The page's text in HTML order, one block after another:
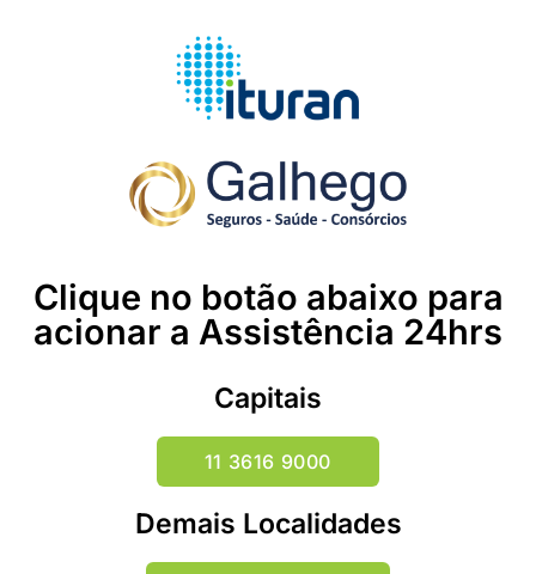
Clique no botão abaixo para
acionar a Assistência 24hrs
Capitais
11 3616 9000
Demais Localidades